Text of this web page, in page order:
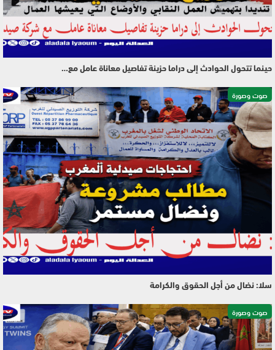
حينما تتحول الحوادث إلى دراما حزينة تفاصيل معاناة عامل مع…
صوت وصورة
سلا: نضال من أجل الحقوق والكرامة
صوت وصورة